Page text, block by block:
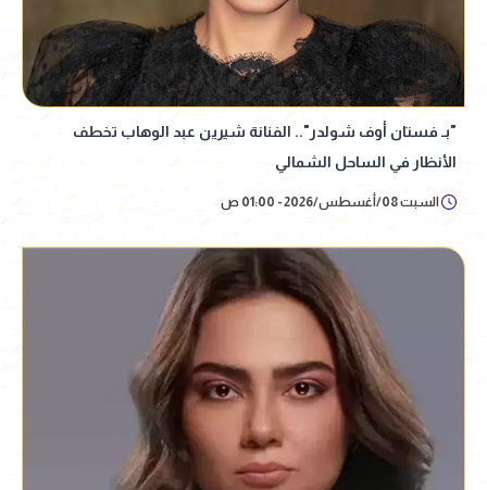
"بـ فستان أوف شولدر".. الفنانة شيرين عبد الوهاب تخطف
الأنظار في الساحل الشمالي
السبت 08/أغسطس/2026 - 01:00 ص